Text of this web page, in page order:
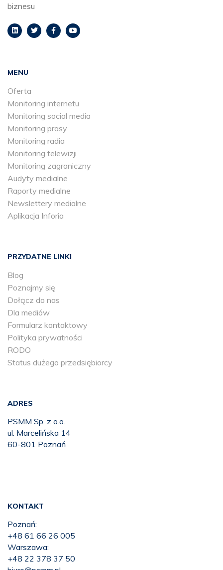
biznesu
MENU
Oferta
Monitoring internetu
Monitoring social media
Monitoring prasy
Monitoring radia
Monitoring telewizji
Monitoring zagraniczny
Audyty medialne
Raporty medialne
Newslettery medialne
Aplikacja Inforia
PRZYDATNE LINKI
Blog
Poznajmy się
Dołącz do nas
Dla mediów
Formularz kontaktowy
Polityka prywatności
RODO
Status dużego przedsiębiorcy
ADRES
PSMM Sp. z o.o.
ul. Marcelińska 14
60-801 Poznań
KONTAKT
Poznań:
+48 61 66 26 005
Warszawa:
+48 22 378 37 50